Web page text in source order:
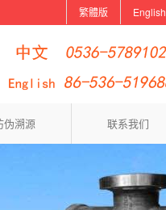
English
繁體版
伪溯源 联系我们